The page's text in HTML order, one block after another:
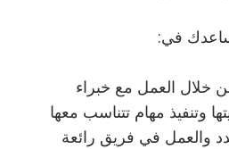
في:
خلال العمل مع خبراء
وتنفيذ مهام تتناسب معها
والعمل في فريق رائعة